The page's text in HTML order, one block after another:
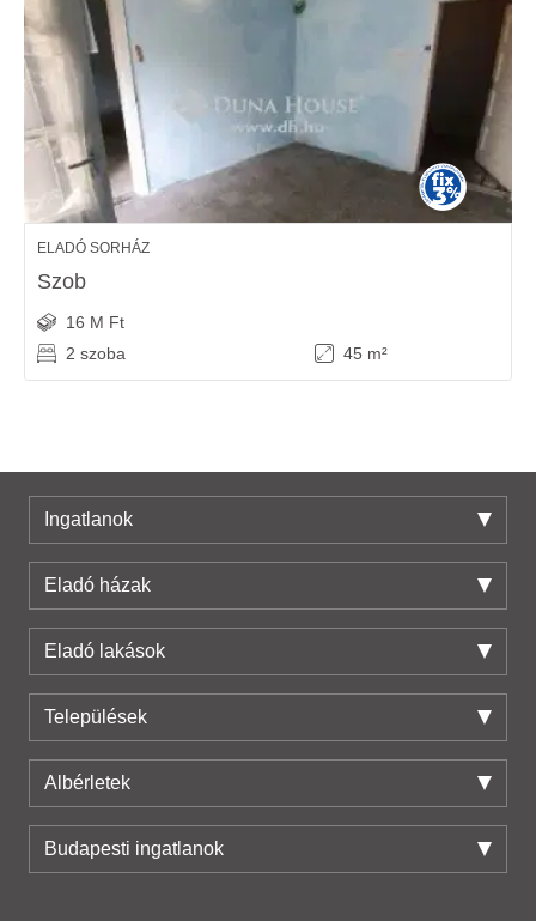
ELADÓ SORHÁZ
Szob
16 M Ft
2 szoba
45 m²
Ingatlanok
Eladó házak
Eladó lakások
Települések
Albérletek
Budapesti ingatlanok